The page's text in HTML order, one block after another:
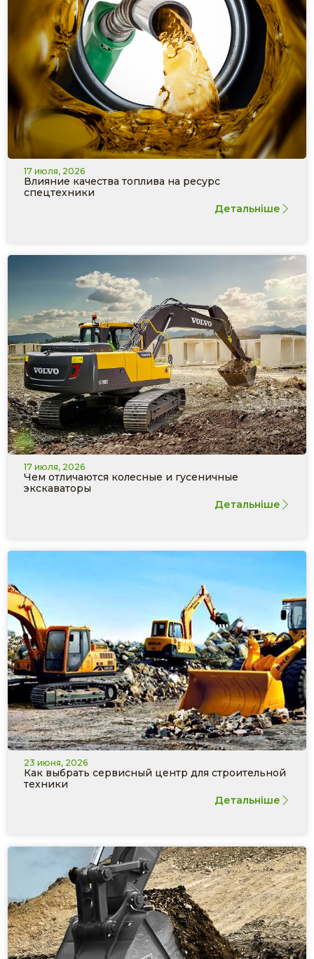
17 июля, 2026
Влияние качества топлива на ресурс
спецтехники
Детальніше
17 июля, 2026
Чем отличаются колесные и гусеничные
экскаваторы
Детальніше
23 июня, 2026
Как выбрать сервисный центр для строительной
техники
Детальніше